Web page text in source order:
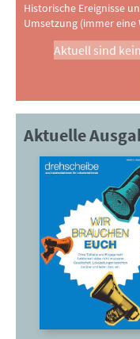
Historische Ereignisse
Umsetzung (immer eine
Aktuell sind
Aktuelle